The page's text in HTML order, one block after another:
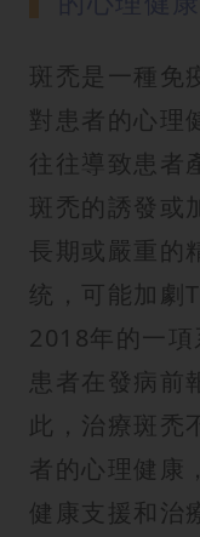
斑禿是一種免
對患者的心理
往往導致患者
斑禿的誘發或
長期或嚴重的
统，可能加劇
2018年的一
患者在發病前
此，治療斑禿
者的心理健康
健康支援和治